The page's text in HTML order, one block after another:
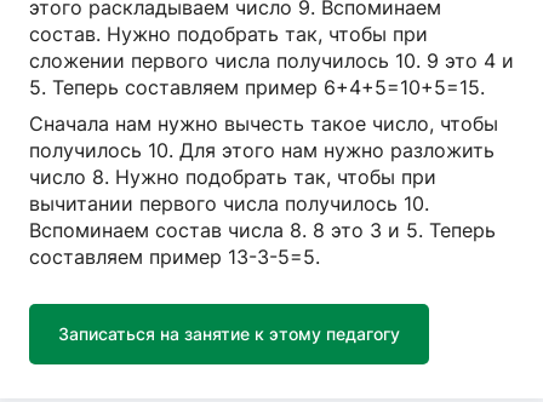
этого раскладываем число 9. Вспоминаем
состав. Нужно подобрать так, чтобы при
сложении первого числа получилось 10. 9 это 4 и
5. Теперь составляем пример 6+4+5=10+5=15.
Сначала нам нужно вычесть такое число, чтобы
получилось 10. Для этого нам нужно разложить
число 8. Нужно подобрать так, чтобы при
вычитании первого числа получилось 10.
Вспоминаем состав числа 8. 8 это 3 и 5. Теперь
составляем пример 13-3-5=5.
Записаться на занятие к этому педагогу